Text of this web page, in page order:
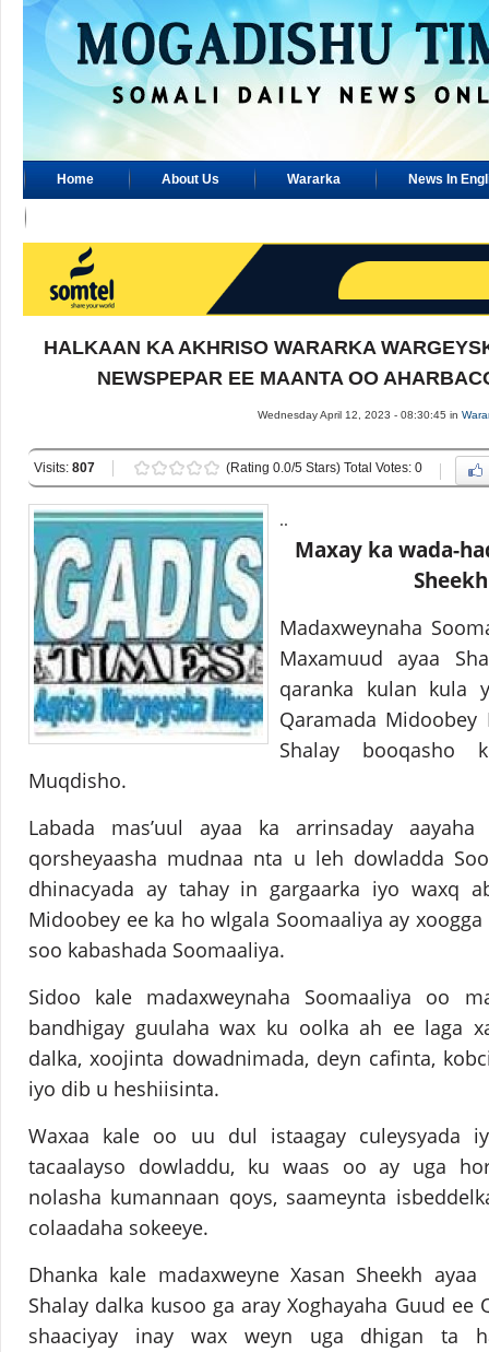
Home About Us Wararka News In
HALKAAN KA AKHRISO WARARKA
NEWSPEPAR EE MAANTA OO
Wednesday April 12, 2023 - 08:30:45 in
Visits: 807 (Rating 0.0/5 Stars) Total Votes: 0
..
Maxay ka wada-
Madaxweynaha
Maxamuud ayaa
qaranka kulan kula
Qaramada
Shalay booqasho
Muqdisho.
Labada mas’uul ayaa ka arrinsaday
qorsheyaasha mudnaa nta u leh dowladda
dhinacyada ay tahay in gargaarka iyo waxq
Midoobey ee ka ho wlgala Soomaaliya ay
soo kabashada Soomaaliya.
Sidoo kale madaxweynaha Soomaaliya oo
bandhigay guulaha wax ku oolka ah ee laga
dalka, xoojinta dowadnimada, deyn cafinta,
iyo dib u heshiisinta.
Waxaa kale oo uu dul istaagay culeysyada
tacaalayso dowladdu, ku waas oo ay uga
nolasha kumannaan qoys, saameynta
colaadaha sokeeye.
Dhanka kale madaxweyne Xasan Sheekh
Shalay dalka kusoo ga aray Xoghayaha Guud ee
shaaciyay inay wax weyn uga dhigan ta